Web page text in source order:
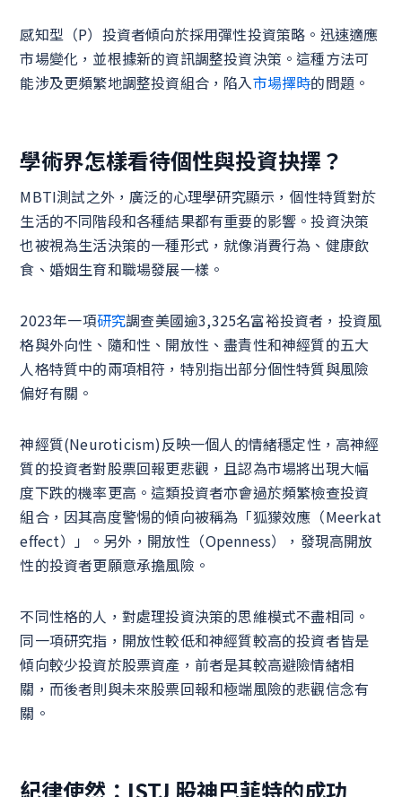
感知型（P）投資者傾向於採用彈性投資策略。迅速適應
市場變化，並根據新的資訊調整投資決策。這種方法可
能涉及更頻繁地調整投資組合，陷入市場擇時的問題。
學術界怎樣看待個性與投資抉擇？
MBTI測試之外，廣泛的心理學研究顯示，個性特質對於
生活的不同階段和各種結果都有重要的影響。投資決策
也被視為生活決策的一種形式，就像消費行為、健康飲
食、婚姻生育和職場發展一樣。
2023年一項研究調查美國逾3,325名富裕投資者，投資風
格與外向性、隨和性、開放性、盡責性和神經質的五大
人格特質中的兩項相符，特別指出部分個性特質與風險
偏好有關。
神經質(Neuroticism)反映一個人的情緒穩定性，高神經
質的投資者對股票回報更悲觀，且認為市場將出現大幅
度下跌的機率更高。這類投資者亦會過於頻繁檢查投資
組合，因其高度警惕的傾向被稱為「狐獴效應（Meerkat
effect）」。另外，開放性（Openness），發現高開放
性的投資者更願意承擔風險。
不同性格的人，對處理投資決策的思維模式不盡相同。
同一項研究指，開放性較低和神經質較高的投資者皆是
傾向較少投資於股票資產，前者是其較高避險情緒相
關，而後者則與未來股票回報和極端風險的悲觀信念有
關。
紀律使然：ISTJ 股神巴菲特的成功